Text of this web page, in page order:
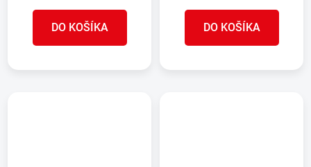
DO KOŠÍKA DO KOŠÍKA